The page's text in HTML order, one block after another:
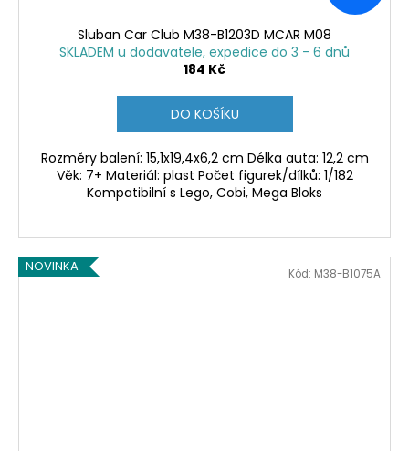
Sluban Car Club M38-B1203D MCAR M08
SKLADEM u dodavatele, expedice do 3 - 6 dnů
184 Kč
DO KOŠÍKU
Rozměry balení: 15,1x19,4x6,2 cm Délka auta: 12,2 cm
Věk: 7+ Materiál: plast Počet figurek/dílků: 1/182
Kompatibilní s Lego, Cobi, Mega Bloks
NOVINKA Kód: M38-B1075A